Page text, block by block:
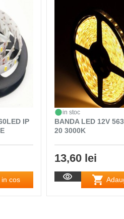
IP
cos
in stoc
BANDA LED 12V
20 3000K
13,60 lei